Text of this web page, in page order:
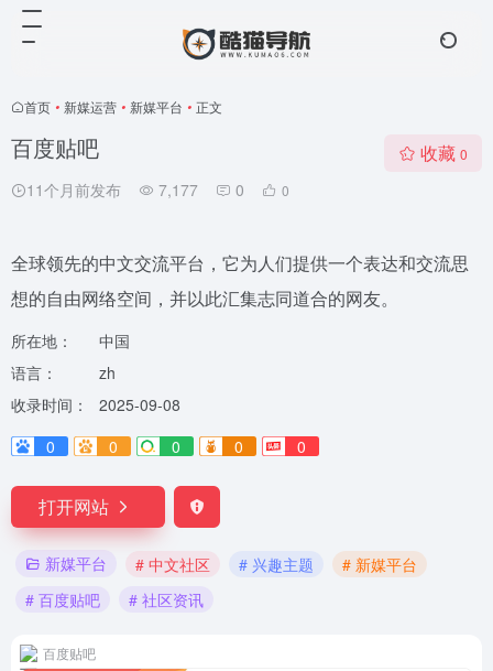
首页 • 新媒运营 • 新媒平台 • 正文
百度贴吧
11个月前发布 7,177 0 0
收藏 0
全球领先的中文交流平台，它为人们提供一个表达和交流思
想的自由网络空间，并以此汇集志同道合的网友。
所在地：
中国
语言：
zh
收录时间：
2025-09-08
0
0 0 0 0
打开网站
新媒平台 # 中文社区 # 兴趣主题
# 新媒平台
# 百度贴吧
# 社区资讯
百度贴吧